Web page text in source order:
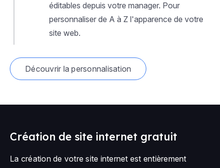
éditables depuis votre manager. Pour
personnaliser de A à Z l'apparence de votre
site web.
Découvrir la personnalisation
Création de site internet gratuit
La création de votre site internet est entièrement